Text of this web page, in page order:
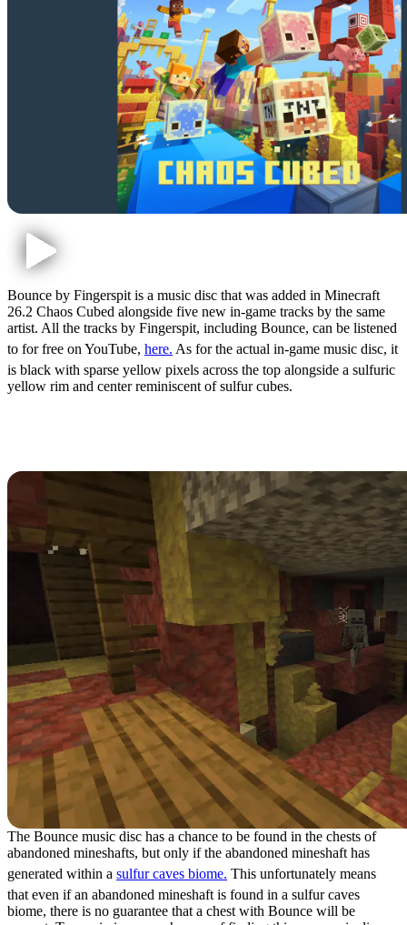
Bounce by Fingerspit is a music disc that was added in Minecraft
26.2 Chaos Cubed alongside five new in-game tracks by the same
artist. All the tracks by Fingerspit, including Bounce, can be listened
to for free on YouTube, here. As for the actual in-game music disc, it
is black with sparse yellow pixels across the top alongside a sulfuric
yellow rim and center reminiscent of sulfur cubes.
The Bounce music disc has a chance to be found in the chests of
abandoned mineshafts, but only if the abandoned mineshaft has
generated within a sulfur caves biome. This unfortunately means
that even if an abandoned mineshaft is found in a sulfur caves
biome, there is no guarantee that a chest with Bounce will be